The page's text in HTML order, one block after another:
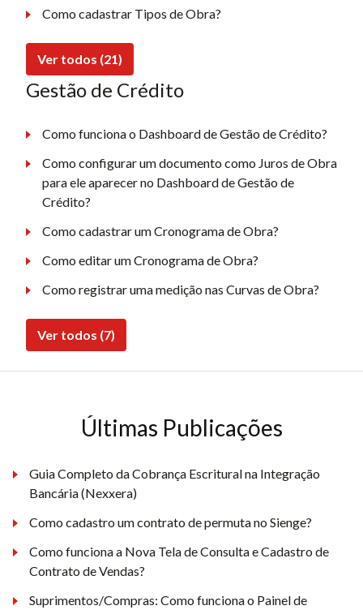
Como cadastrar Tipos de Obra?
Ver todos (21)
Gestão de Crédito
Como funciona o Dashboard de Gestão de Crédito?
Como configurar um documento como Juros de Obra
para ele aparecer no Dashboard de Gestão de
Crédito?
Como cadastrar um Cronograma de Obra?
Como editar um Cronograma de Obra?
Como registrar uma medição nas Curvas de Obra?
Ver todos (7)
Últimas Publicações
Guia Completo da Cobrança Escritural na Integração
Bancária (Nexxera)
Como cadastro um contrato de permuta no Sienge?
Como funciona a Nova Tela de Consulta e Cadastro de
Contrato de Vendas?
Suprimentos/Compras: Como funciona o Painel de